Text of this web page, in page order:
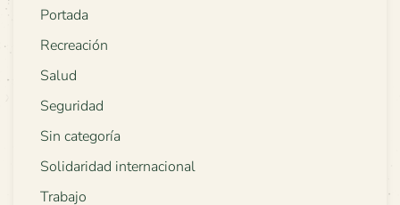
Portada
Recreación
Salud
Seguridad
Sin categoría
Solidaridad internacional
Trabajo